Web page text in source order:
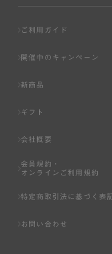
ページへの入力、また
基づき判断した場合は
のいずれかの事由に該
または事前に通知する
いる場合。
ご利用ガイド
開催中のキャンペーン
新商品
ギフト
会社概要
会員規約・
オンラインご利用規約
特定商取引法に基づく表
お問い合わせ